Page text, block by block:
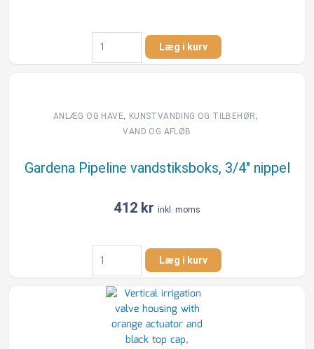
Gardena
Pipeline
tilslutningsboks,
antal
Læg i kurv
ANLÆG OG HAVE, KUNSTVANDING OG TILBEHØR,
VAND OG AFLØB
Gardena Pipeline vandstiksboks, 3/4″ nippel
412 kr inkl. moms
Gardena
Pipeline
vandstiksboks,
3/4"
nippel
antal
Læg i kurv